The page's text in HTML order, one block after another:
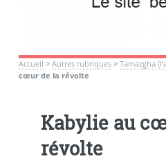
Accueil > Autres rubriques> Tamazgha
cœur de la révolte
Kabylie au
révolte